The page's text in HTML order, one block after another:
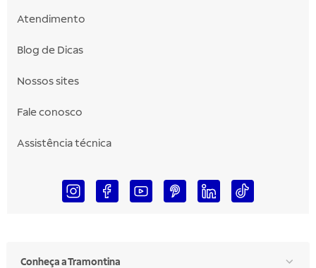
Atendimento
Blog de Dicas
Nossos sites
Fale conosco
Assistência técnica
Conheça a Tramontina